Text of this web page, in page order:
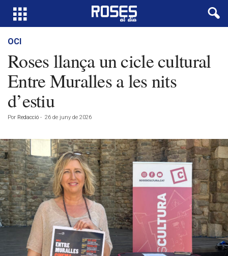
OCI
Roses llança un cicle cultural
Entre Muralles a les nits
d’estiu
Por Redacció - 26 de juny de 2026